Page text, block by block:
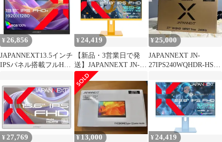
¥ 26,856
JAPANNEXT13.5インチ
IPSパネル搭載フルHD+
IPS135FPminiHDMIUSB
Type-CsRGB:100%アス
ペクト比3:2スマートケ
ース付き【2年保証】
¥ 24,419
【新品・3営業日で発
送】JAPANNEXT JN-
IPS238G165F-HSP-
YE(JN-IPS238G165F-
HSP-Y)
¥25,000
JAPANNEXT JN-
27IPS240WQHDR-HSP
¥ 27,769 ¥ 13,000 ¥ 24,419